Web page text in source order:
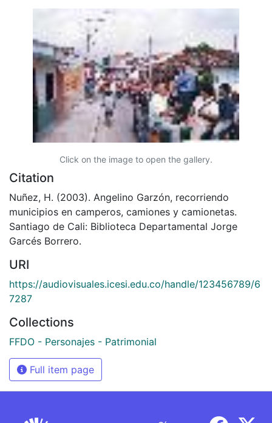
Click on the image to open the gallery.
Citation
Nuñez, H. (2003). Angelino Garzón, recorriendo
municipios en camperos, camiones y camionetas.
Santiago de Cali: Biblioteca Departamental Jorge
Garcés Borrero.
URI
https://audiovisuales.icesi.edu.co/handle/123456789/6
7287
Collections
FFDO - Personajes - Patrimonial
Full item page